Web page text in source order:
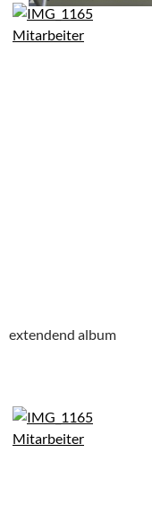
extendend album